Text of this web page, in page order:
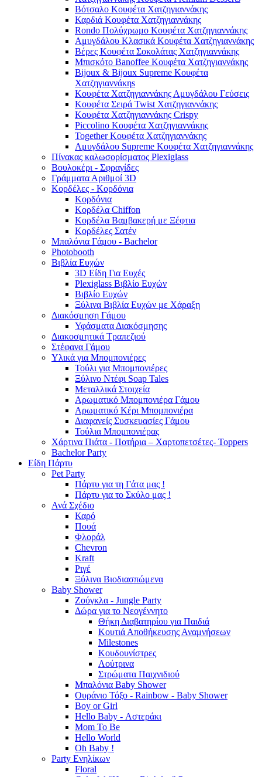
Βότσαλο Κουφέτα Χατζηγιαννάκης
Καρδιά Κουφέτα Χατζηγιαννάκης
Rondo Πολύχρωμο Κουφέτα Χατζηγιαννάκης
Αμυγδάλου Κλασικά Κουφέτα Χατζηγιαννάκης
Βέρες Κουφέτα Σοκολάτας Χατζηγιαννάκης
Μπισκότο Banoffee Κουφέτα Χατζηγιαννάκης
Bijoux & Bijoux Supreme Κουφέτα
Χατζηγιαννάκηs
Κουφέτα Χατζηγιαννάκης Αμυγδάλου Γεύσεις
Κουφέτα Σειρά Twist Χατζηγιαννάκης
Κουφέτα Χατζηγιαννάκης Crispy
Piccolino Κουφέτα Χατζηγιαννάκης
Together Κουφέτα Χατζηγιαννάκης
Αμυγδάλου Supreme Κουφέτα Χατζηγιαννάκης
Πίνακας καλωσορίσματος Plexiglass
Βουλοκέρι - Σφραγίδες
Γράμματα Αριθμοί 3D
Κορδέλες - Κορδόνια
Κορδόνια
Κορδέλα Chiffon
Κορδέλα Βαμβακερή με Ξέφτια
Κορδέλες Σατέν
Μπαλόνια Γάμου - Bachelor
Photobooth
Βιβλία Ευχών
3D Είδη Για Ευχές
Plexiglass Βιβλίο Ευχών
Βιβλίο Ευχών
Ξύλινα Βιβλία Ευχών με Χάραξη
Διακόσμηση Γάμου
Υφάσματα Διακόσμησης
Διακοσμητικά Τραπεζιού
Στέφανα Γάμου
Υλικά για Μπομπονιέρες
Τούλι για Μπομπονιέρες
Ξύλινο Ντέφι Soap Tales
Μεταλλικά Στοιχεία
Αρωματικό Μπομπονιέρα Γάμου
Αρωματικό Κέρι Μπομπονιέρα
Διαφανείς Συσκευασίες Γάμου
Τούλια Μπομπονιέρας
Χάρτινα Πιάτα - Ποτήρια – Χαρτοπετσέτες- Toppers
Bachelor Party
Είδη Πάρτυ
Pet Party
Πάρτυ για τη Γάτα μας !
Πάρτυ για το Σκύλο μας !
Ανά Σχέδιο
Καρό
Πουά
Φλοράλ
Chevron
Kraft
Ριγέ
Ξύλινα Βιοδιασπώμενα
Baby Shower
Ζούγκλα - Jungle Party
Δώρα για το Νεογέννητο
Θήκη Διαβατηρίου για Παιδιά
Κουτιά Αποθήκευσης Αναμνήσεων
Milestones
Κουδουνίστρες
Λούτρινα
Στρώματα Παιχνιδιού
Μπαλόνια Baby Shower
Ουράνιο Τόξο - Rainbow - Baby Shower
Boy or Girl
Hello Baby - Αστεράκι
Mom To Be
Hello World
Oh Baby !
Party Ενηλίκων
Floral